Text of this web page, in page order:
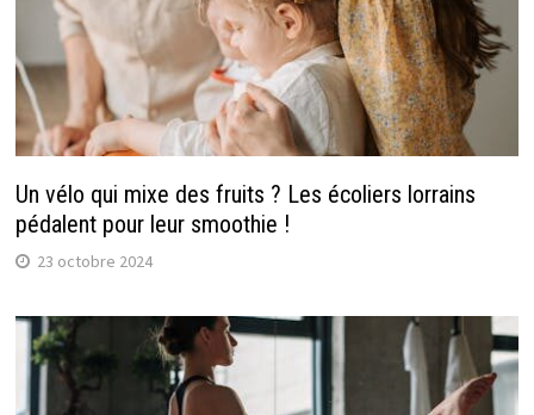
Un vélo qui mixe des fruits ? Les écoliers lorrains
pédalent pour leur smoothie !
23 octobre 2024